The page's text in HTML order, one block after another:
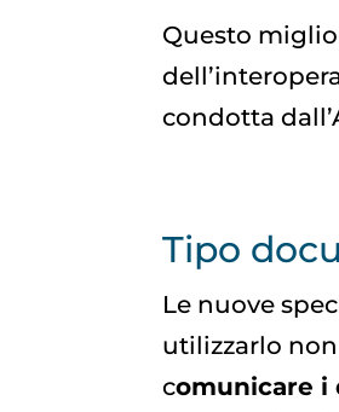
Questo
condotta
Tipo
Le nuove
utilizzarlo
comunicare i